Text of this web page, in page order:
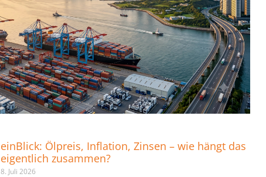
einBlick: Ölpreis, Inflation, Zinsen – wie hängt das
eigentlich zusammen?
8. Juli 2026